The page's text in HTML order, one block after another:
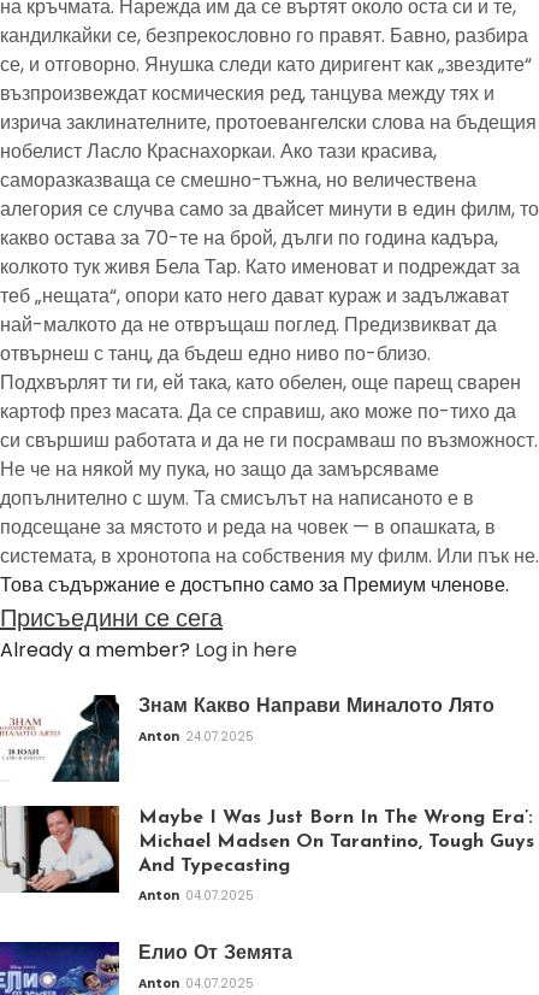
на кръчмата. Нарежда им да се въртят около оста си и те,
кандилкайки се, безпрекословно го правят. Бавно, разбира
се, и отговорно. Янушка следи като диригент как „звездите“
възпроизвеждат космическия ред, танцува между тях и
изрича заклинателните, протоевангелски слова на бъдещия
нобелист Ласло Краснахоркаи. Ако тази красива,
саморазказваща се смешно-тъжна, но величествена
алегория се случва само за двайсет минути в един филм, то
какво остава за 70-те на брой, дълги по година кадъра,
колкото тук живя Бела Тар. Като именоват и подреждат за
теб „нещата“, опори като него дават кураж и задължават
най-малкото да не отвръщаш поглед. Предизвикват да
отвърнеш с танц, да бъдеш едно ниво по-близо.
Подхвърлят ти ги, ей така, като обелен, още парещ сварен
картоф през масата. Да се справиш, ако може по-тихо да
си свършиш работата и да не ги посрамваш по възможност.
Не че на някой му пука, но защо да замърсяваме
допълнително с шум. Та смисълът на написаното е в
подсещане за мястото и реда на човек — в опашката, в
системата, в хронотопа на собствения му филм. Или пък не.
Това съдържание е достъпно само за Премиум членове.
Присъедини се сега
Already a member? Log in here
Знам Какво Направи Миналото Лято
Anton 24.07.2025
Maybe I Was Just Born In The Wrong Era’:
Michael Madsen On Tarantino, Tough Guys
And Typecasting
Anton 04.07.2025
Елио От Земята
Anton 04.07.2025